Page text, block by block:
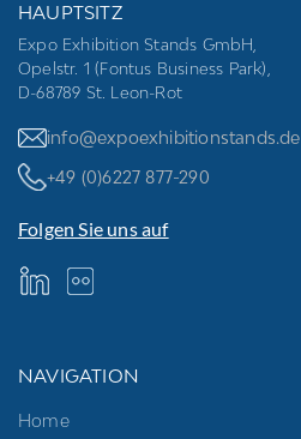
HAUPTSITZ
Expo Exhibition Stands GmbH,
Opelstr. 1 (Fontus Business Park),
D-68789 St. Leon-Rot
info@expoexhibitionstands.de
+49 (0)6227 877-290
Folgen Sie uns auf
NAVIGATION
Home